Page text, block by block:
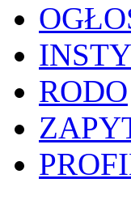
RODO